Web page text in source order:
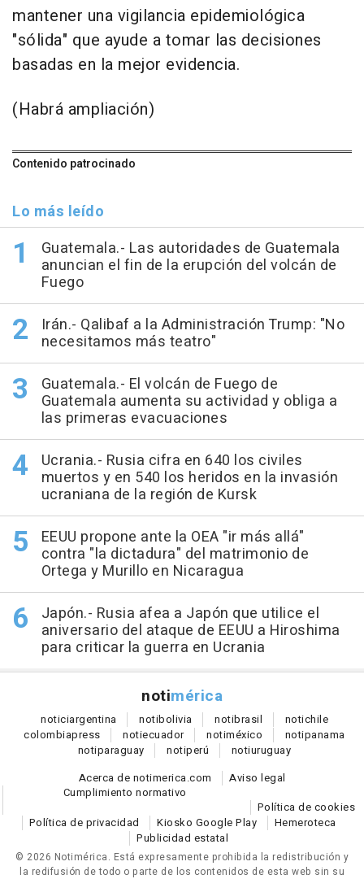
mantener una vigilancia epidemiológica
"sólida" que ayude a tomar las decisiones
basadas en la mejor evidencia.
(Habrá ampliación)
Contenido patrocinado
Lo más leído
Guatemala.- Las autoridades de Guatemala
anuncian el fin de la erupción del volcán de
Fuego
Irán.- Qalibaf a la Administración Trump: "No
necesitamos más teatro"
Guatemala.- El volcán de Fuego de
Guatemala aumenta su actividad y obliga a
las primeras evacuaciones
Ucrania.- Rusia cifra en 640 los civiles
muertos y en 540 los heridos en la invasión
ucraniana de la región de Kursk
EEUU propone ante la OEA "ir más allá"
contra "la dictadura" del matrimonio de
Ortega y Murillo en Nicaragua
Japón.- Rusia afea a Japón que utilice el
aniversario del ataque de EEUU a Hiroshima
para criticar la guerra en Ucrania
notimérica
noticiargentina notibolivia notibrasil notichile
colombiapress notiecuador notiméxico notipanama
notiparaguay notiperú notiuruguay
Acerca de notimerica.com
Aviso legal
Cumplimiento normativo
Política de cookies
Política de privacidad
Kiosko Google Play
Hemeroteca
Publicidad estatal
© 2026 Notimérica. Está expresamente prohibida la redistribución y
la redifusión de todo o parte de los contenidos de esta web sin su